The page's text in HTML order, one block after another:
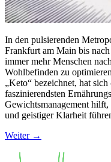
In den pulsierenden
Frankfurt am Main bis
immer mehr Menschen
Wohlbefinden zu
„Keto“ bezeichnet, hat
faszinierendsten
Gewichtsmanagement hilft,
und geistiger Klarheit
Weiter →